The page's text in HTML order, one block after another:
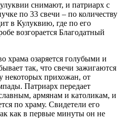
снимают, и патриарх с
по 33 свечи – по количеству
в Кулуквию, где по его
возгорается Благодатный
храма озаряется голубыми и
так, что свечи зажигаются
некоторых прихожан, от
Патриарх передает
армянам и католикам, и
по храму. Свидетели его
как в первые минуты он не